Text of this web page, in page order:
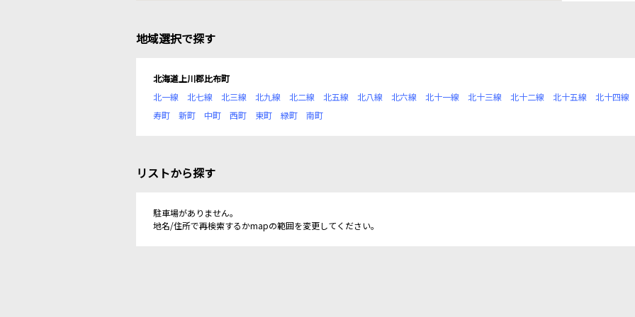
地域選択で探す
北海道上川郡比布町
北一線
北七線 北三線 北九線 北二線 北五線 北八線 北六線 北十一線 北十三線 北十二線 北十五線 北十四線
寿町
新町 中町 西町 東町 緑町 南町
リストから探す
駐車場がありません。
地名/住所で再検索するかmapの範囲を変更してください。